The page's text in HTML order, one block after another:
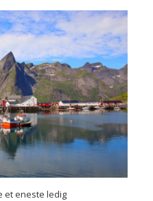
et eneste ledig